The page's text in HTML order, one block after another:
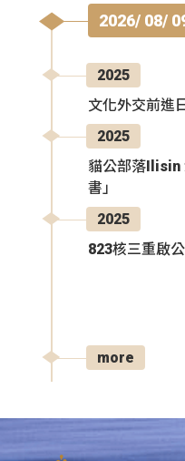
2026/ 08/
2025
文化外交前進
2025
貓公部落Ilisin
書」
2025
823核三重啟
more